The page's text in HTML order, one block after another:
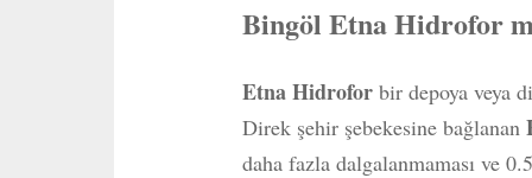
Bingöl Etna Hidrofor
Etna Hidroforbir depoya veya
Direk şehir şebekesine bağlanan
daha fazla dalgalanmaması ve